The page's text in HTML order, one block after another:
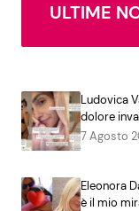
ULTIME
Ludovica
dolore
7 Agosto
Eleonora
è il mio